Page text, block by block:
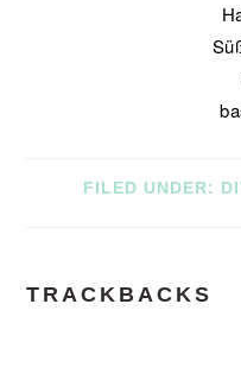
FILED UNDER:
READER
TRACKBACKS